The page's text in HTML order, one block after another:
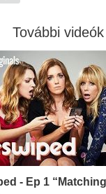
További videók
- Ep 1